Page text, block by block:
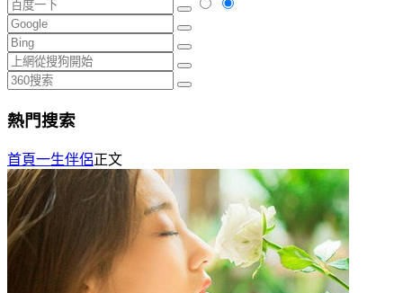
熱門搜索
首頁一生伴侶正文